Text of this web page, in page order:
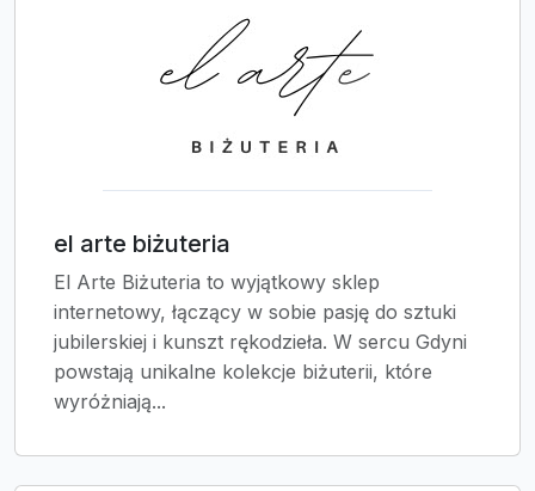
el arte biżuteria
El Arte Biżuteria to wyjątkowy sklep
internetowy, łączący w sobie pasję do sztuki
jubilerskiej i kunszt rękodzieła. W sercu Gdyni
powstają unikalne kolekcje biżuterii, które
wyróżniają...